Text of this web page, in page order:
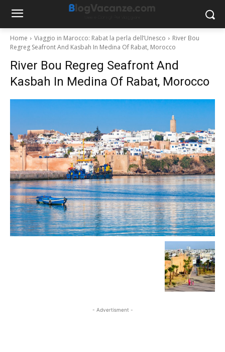
Home Viaggio in Marocco: Rabat la perla dell’Unesco
River Bou
Regreg Seafront And Kasbah In Medina Of Rabat, Morocco
River Bou Regreg Seafront And
Kasbah In Medina Of Rabat, Morocco
- Advertisment -